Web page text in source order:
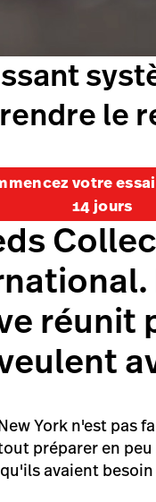
le
votre
14 jours
réunit
York n'est pas
préparer en
avaient